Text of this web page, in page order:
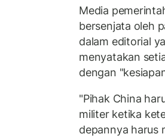
Media
bersenjata oleh
dalam editorial
menyatakan
dengan
"Pihak China
militer ketika
depannya harus